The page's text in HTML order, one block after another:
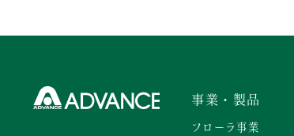
事業・製品
フローラ事業